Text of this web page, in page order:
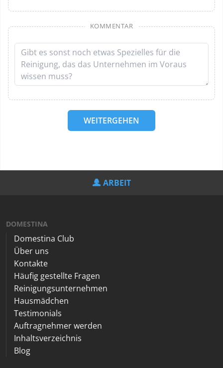
KOMMENTAR
WEITERGEHEN
ARBEIT
DOMESTINA
Domestina Club
Über uns
Kontakte
Häufig gestellte Fragen
Reinigungsunternehmen
Hausmädchen
Testimonials
Auftragnehmer werden
Inhaltsverzeichnis
Blog